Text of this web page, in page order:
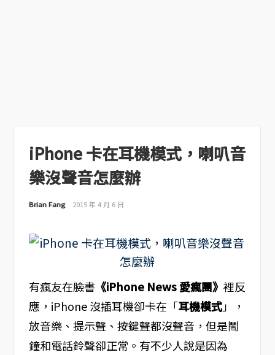
iPhone 卡在耳機模式，喇叭音
樂沒聲音怎麼辦
Brian Fang 2015 年 4 月 6 日
有瘋友在臉書《iPhone News 愛瘋團》 裡反
應，iPhone 沒插耳機卻卡在「耳機模式」，
放音樂、提示聲、按鍵聲都沒聲音，但是鬧
鐘和電話鈴聲卻正常。有不少人說是因為